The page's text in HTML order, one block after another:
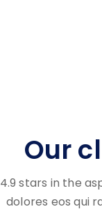
Our
stars in the
dolores eos qui